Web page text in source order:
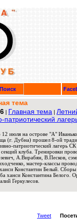
Поиск
тема
| Главная тема |
патриотический
июля на острове "А"
(г. Дубна) прошел 8-ой
патриотический лагерь
клуба. Тренировки
А.Вирабян, В.Песков,
мастер-классы
Константин Белый. Сборы
ханси Константина Белого.
Геркулесов.
Tweet